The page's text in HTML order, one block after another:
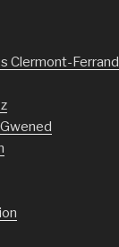
Clermont-Ferrand